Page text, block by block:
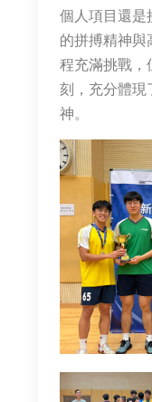
個人項目還是
的拼搏精神與
程充滿挑戰，
刻，充分體現
神。